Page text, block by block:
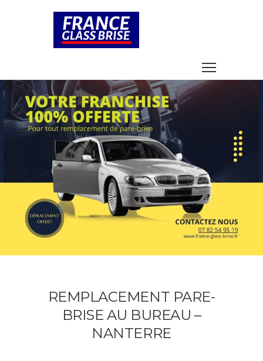
REMPLACEMENT PARE-
BRISE AU BUREAU –
NANTERRE